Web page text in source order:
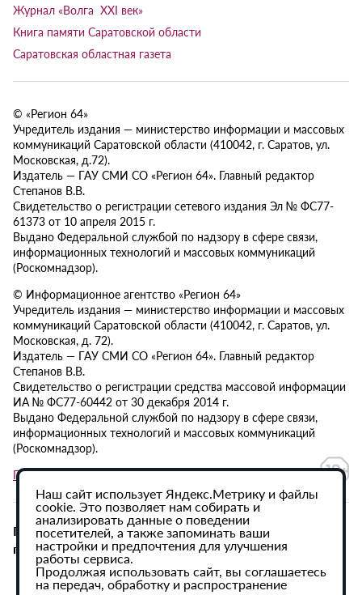
Журнал «Волга XXI век»
Книга памяти Саратовской области
Саратовская областная газета
© «Регион 64»
Учредитель издания — министерство информации и массовых
коммуникаций Саратовской области (410042, г. Саратов, ул.
Московская, д.72).
Издатель — ГАУ СМИ СО «Регион 64». Главный редактор
Степанов В.В.
Свидетельство о регистрации сетевого издания Эл № ФС77-
61373 от 10 апреля 2015 г.
Выдано Федеральной службой по надзору в сфере связи,
информационных технологий и массовых коммуникаций
(Роскомнадзор).
© Информационное агентство «Регион 64»
Учредитель издания — министерство информации и массовых
коммуникаций Саратовской области (410042, г. Саратов, ул.
Московская, д. 72).
Издатель — ГАУ СМИ СО «Регион 64». Главный редактор
Степанов В.В.
Свидетельство о регистрации средства массовой информации
ИА № ФС77-60442 от 30 декабря 2014 г.
Выдано Федеральной службой по надзору в сфере связи,
информационных технологий и массовых коммуникаций
(Роскомнадзор).
Политика в отношении обработки персональных данных
При использовании материалов сайта активная
гиперссылка на ИА «Регион 64» обязательна.
Наш сайт использует Яндекс.Метрику и файлы
cookie. Это позволяет нам собирать и
анализировать данные о поведении
посетителей, а также запоминать ваши
настройки и предпочтения для улучшения
работы сервиса.
Продолжая использовать сайт, вы соглашаетесь
на передач, обработку и распространение